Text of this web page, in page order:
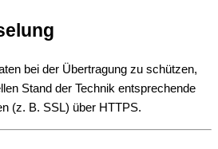
bei der Übertragung zu schützen,
Stand der Technik entsprechende
(z. B. SSL) über HTTPS.